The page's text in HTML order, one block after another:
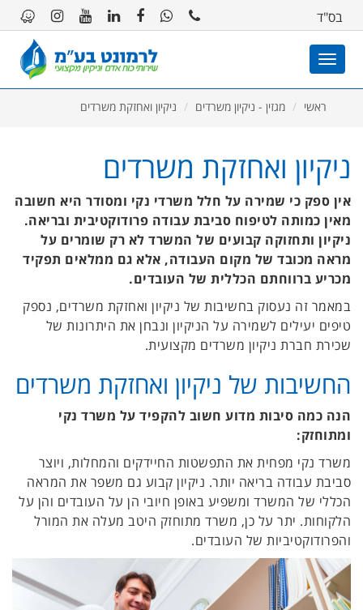
בס"ד
Toggle
navigation
ראשי
מגזין - ניקיון משרדים ניקיון ואחזקת משרדים
ניקיון ואחזקת משרדים
אין ספק כי שמירה על חלל משרדי נקי ומסודר היא חשובה
מאין כמותה לטיפוח סביבת עבודה פרודוקטיבית ובריאה.
ניקיון ותחזוקה קבועים של המשרד לא רק שומרים על
מראה מכובד של מקום העבודה, אלא גם ממלאים תפקיד
מכריע ברווחתם הכללית של העובדים.
במאמר זה נעסוק בחשיבות של ניקיון ואחזקת משרדים, נספק
טיפים יעילים לשמירה על הניקיון ונבחן את היתרונות של
שכירת חברת ניקיון משרדים מקצועית.
החשיבות של ניקיון ואחזקת משרדים
הנה כמה סיבות מדוע חשוב להקפיד על משרד נקי
ומתוחזק:
משרד נקי מפחית את התפשטות החיידקים והמחלות, ויוצר
סביבת עבודה בריאה יותר. ניקיון קבוע גם משפר את המראה
הכללי של המשרד ומשפיע באופן חיובי הן על העובדים והן על
הלקוחות. יתר על כן, משרד מתוחזק היטב מעלה את המורל
והפרודוקטיביות של העובדים.